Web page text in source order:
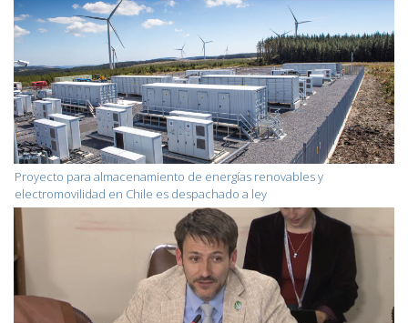
Proyecto para almacenamiento de energías renovables y
electromovilidad en Chile es despachado a ley